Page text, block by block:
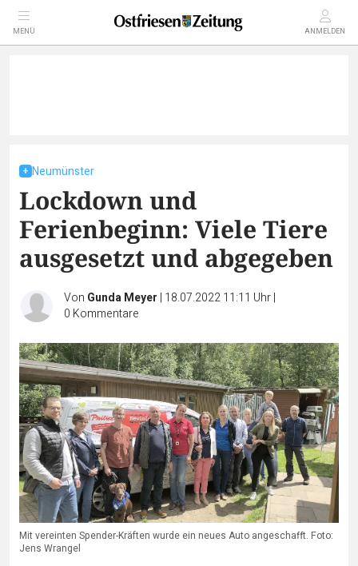
MENÜ ANMELDEN
Neumünster
Lockdown und
Ferienbeginn: Viele Tiere
ausgesetzt und abgegeben
Von Gunda Meyer | 18.07.2022 11:11 Uhr|
0 Kommentare
Mit vereinten Spender-Kräften wurde ein neues Auto angeschafft. Foto:
Jens Wrangel